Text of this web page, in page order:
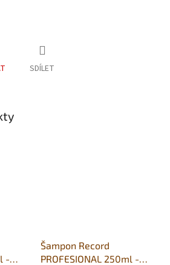
SDÍLET
-
Šampon Record
PROFESIONAL 250ml -